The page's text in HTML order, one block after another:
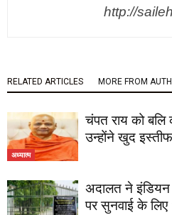
http://
RELATED ARTICLES MORE FROM
अध्यात्म
चंपत राय को बलि
उन्होंने खुद इस्तीफा
अदालत ने इंडियन
पर सुनवाई के